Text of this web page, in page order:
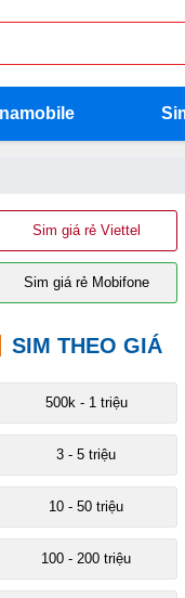
Sim giá rẻ Viettel
Sim giá rẻ Mobifone
SIM THEO GIÁ
500k - 1 triệu
3 - 5 triệu
10 - 50 triệu
100 - 200 triệu